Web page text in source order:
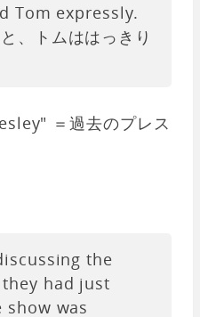
Tom expressly.
、トムははっきり
＝過去のプレス
the
had just
show was